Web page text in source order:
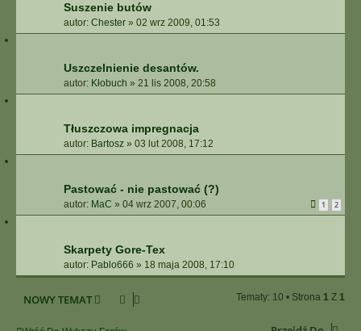
Suszenie butów
autor: Chester » 02 wrz 2009, 01:53
Uszczelnienie desantów.
autor: Kłobuch » 21 lis 2008, 20:58
Tłuszczowa impregnacja
autor: Bartosz » 03 lut 2008, 17:12
Pastować - nie pastować (?)
autor: MaC » 04 wrz 2007, 00:06 1 2
Skarpety Gore-Tex
autor: Pablo666 » 18 maja 2008, 17:10
NOWY TEMAT Tematy: 10 • Strona 1 Z 1